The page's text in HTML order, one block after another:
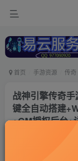
首页 手游资源 传奇
战神引擎传奇
键全自动搭建
+GM授权后台+